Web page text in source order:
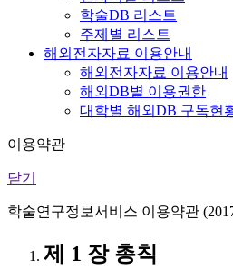
학술DB 리스트
주제별 리스트
해외전자자료 이용안내
해외전자자료 이용안내
해외DB별 이용권한
대학별 해외DB 구독현
이용약관
닫기
학술연구정보서비스 이용약관
제 1 장 총칙